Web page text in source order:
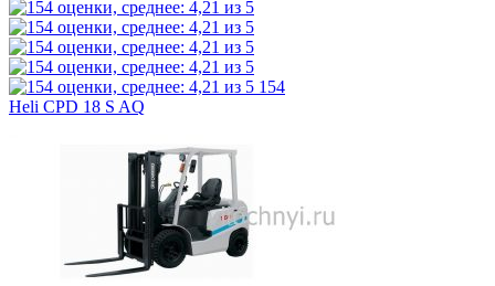
154
Heli CPD 18 S AQ